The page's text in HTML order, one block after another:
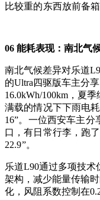
比较重的东西放前备
06 能耗表现：南北气
南北气候差异对乐道
的Ultra四驱版车主分
16.0kWh/100km，夏季
满载的情况下下雨电
16”。 一位西安车主分
口，有日常行李，跑
22.9”。
乐道L90通过多项技
架构，减少能量传输
化，风阻系数控制在